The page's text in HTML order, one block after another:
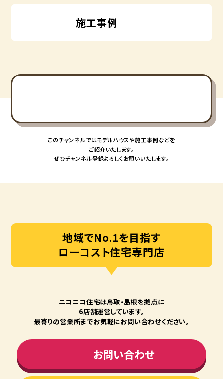
施工事例
このチャンネルではモデルハウスや施工事例などを
ご紹介いたします。
ぜひチャンネル登録よろしくお願いいたします。
地域でNo.1を目指す
ローコスト住宅専門店
ニコニコ住宅は⿃取・島根を拠点に
6店舗運営しています。
最寄りの営業所までお気軽にお問い合わせください。
お問い合わせ